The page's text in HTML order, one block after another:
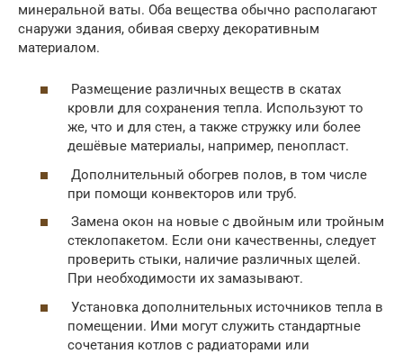
минеральной ваты. Оба вещества обычно располагают
снаружи здания, обивая сверху декоративным
материалом.
Размещение различных веществ в скатах
кровли для сохранения тепла. Используют то
же, что и для стен, а также стружку или более
дешёвые материалы, например, пенопласт.
Дополнительный обогрев полов, в том числе
при помощи конвекторов или труб.
Замена окон на новые с двойным или тройным
стеклопакетом. Если они качественны, следует
проверить стыки, наличие различных щелей.
При необходимости их замазывают.
Установка дополнительных источников тепла в
помещении. Ими могут служить стандартные
сочетания котлов с радиаторами или